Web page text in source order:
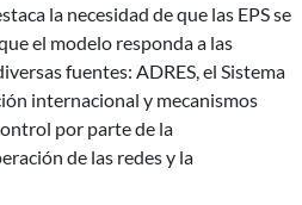
la necesidad de que las EPS se
el modelo responda a las
fuentes: ADRES, el Sistema
internacional y mecanismos
por parte de la
de las redes y la